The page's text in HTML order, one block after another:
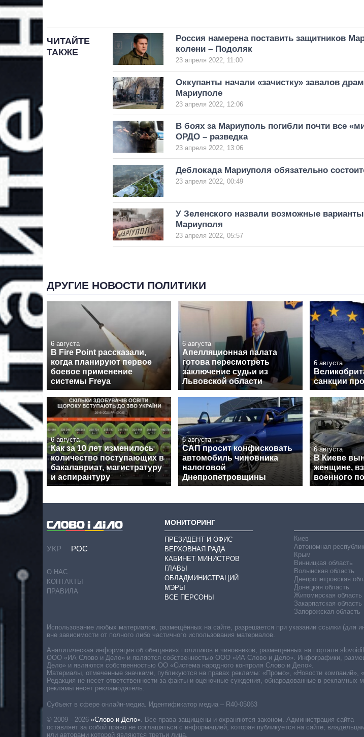
ЧИТАЙТЕ
ТАКЖЕ
Россия намерена поставить защитников
колени – Подоляк
23 апреля 2022, 11:00
Оккупанты начали «зачистку» завалов
Мариуполе
23 апреля 2022, 12:06
В боях за Мариуполь погибли почти все
ОРДО – разведка
23 апреля 2022, 13:06
Деблокада Мариуполя обязательно
23 апреля 2022, 00:49
У Зеленского назвали возможные
Мариуполя
23 апреля 2022, 05:57
ДРУГИЕ НОВОСТИ ПОЛИТИКИ
6 августа
В Fire Point рассказали,
когда планируют первое
боевое применение
системы Freya
6 августа
Апелляционная палата
готова пересмотреть
заключение судьи из
Львовской области
6 августа
санкции
6 августа
Как за 10 лет изменилось
количество поступающих в
бакалавриат, магистратуру
и аспирантуру
6 августа
САП просит конфисковать
автомобиль чиновника
налоговой
Днепропетровщины
6 августа
В Киеве
женщине,
военного
УКР РОС
О НАС
КОНТАКТЫ
ПРАВИЛА
МОНИТОРИНГ
ПРЕЗИДЕНТ И ОФИС
ВЕРХОВНАЯ РАДА
КАБИНЕТ МИНИСТРОВ
ГЛАВЫ
ОБЛАДМИНИСТРАЦИЙ
МЭРЫ
ВСЕ ПЕРСОНЫ
Киев
Автономная
Крым
Винницкая область
Волынская область
Днепропетровская
Донецкая область
Житомирская область
Закарпатская область
Запорожская область
Субъект в сфере онлайн-медиа. Идентификатор медиа – R40-05063
© 2009—2026 «Слово и Дело». Все права защищены и охраняются законом. Администрация сайта
оставляет за собой право не соглашаться с информацией, которая публикуется на сайте,
или авторами которой являются третьи лица.
Использование любых материалов, размещённых на сайте, разрешается при указании ссылки (для
вне зависимости от полного либо частичного использования материалов.
Аналитическая информация об обещаниях политиков и чиновников, размещенных на портале
ООО «ИА Слово и Дело» и является собственностью ООО «ИА Слово и Дело». Инфографики,
Дело» и являются собственностью ОО «Система народного контроля Слово и Дело».
Материалы, отмеченные значками, публикуются на правах рекламы: «Промо», «Новости компаний»,
Редакция не несет ответственности за факты и оценочные суждения, обнародованные в рекламных
рекламы несет рекламодатель.